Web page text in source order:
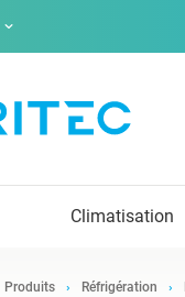
Climatisation
Produits Réfrigération